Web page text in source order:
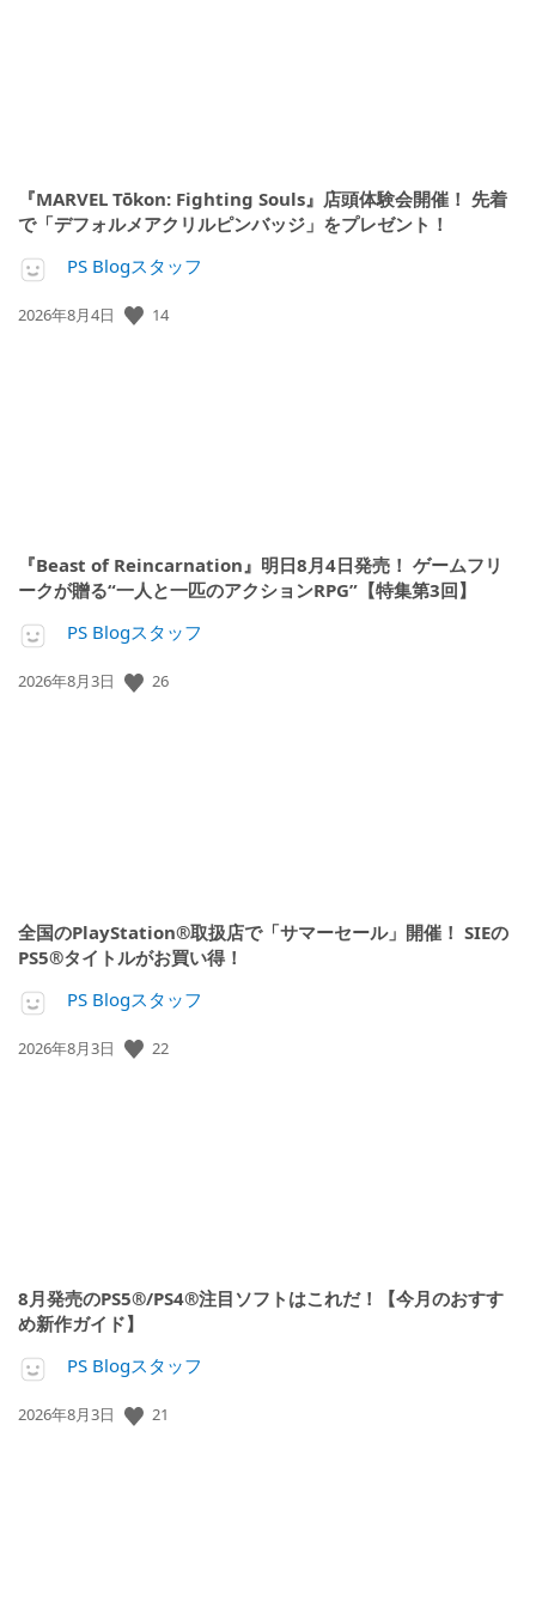
『MARVEL Tōkon: Fighting Souls』店頭体験会開催！ 先着
で「デフォルメアクリルピンバッジ」をプレゼント！
PS Blogスタッフ
公
2026年8月4日 14
『Beast of Reincarnation』明日8月4日発売！ ゲームフリ
ークが贈る“一人と一匹のアクションRPG”【特集第3回】
PS Blogスタッフ
公
2026年8月3日 26
全国のPlayStation®取扱店で「サマーセール」開催！ SIEの
PS5®タイトルがお買い得！
PS Blogスタッフ
公
2026年8月3日 22
8月発売のPS5®/PS4®注目ソフトはこれだ！【今月のおすす
め新作ガイド】
PS Blogスタッフ
公
2026年8月3日 21